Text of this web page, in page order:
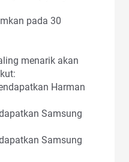
pada 30
menarik akan
Harman
Samsung
Samsung